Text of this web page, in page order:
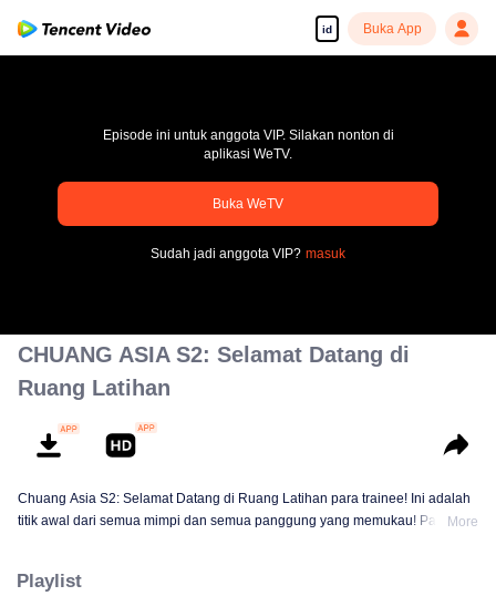
id Buka App
pay limit
Episode ini untuk anggota VIP. Silakan nonton di
aplikasi WeTV.
Buka WeTV
Sudah jadi anggota VIP? masuk
CHUANG ASIA S2: Selamat Datang di
Ruang Latihan
Chuang Asia S2: Selamat Datang di Ruang Latihan para trainee! Ini adalah
titik awal dari semua mimpi dan semua panggung yang memukau! Para
setiap langkah adalah transformasi. Ingin tahu kisah mereka di ruang
More
Playlist